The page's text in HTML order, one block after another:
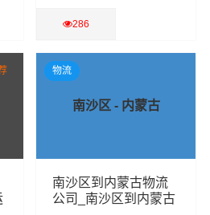
286
查看详细
南沙区 - 内蒙古
南沙区到内蒙古物流
公司_南沙区到内蒙古
物流